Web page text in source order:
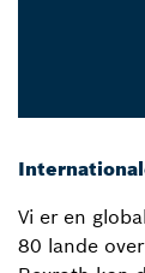
Vi er en
80 lande